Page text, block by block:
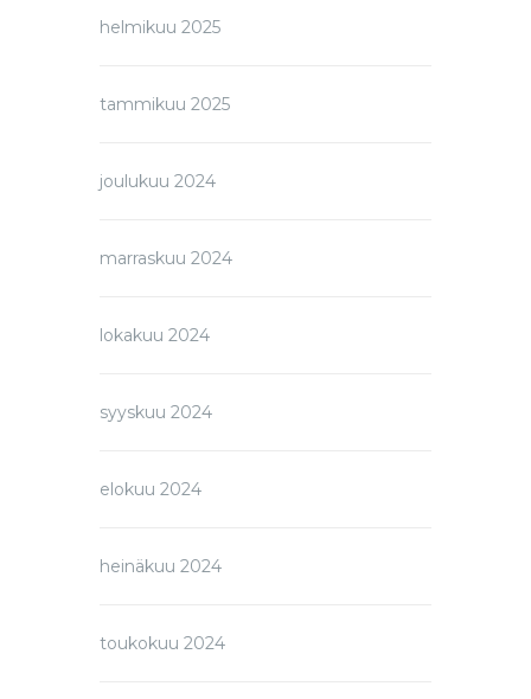
helmikuu 2025
tammikuu 2025
joulukuu 2024
marraskuu 2024
lokakuu 2024
syyskuu 2024
elokuu 2024
heinäkuu 2024
toukokuu 2024